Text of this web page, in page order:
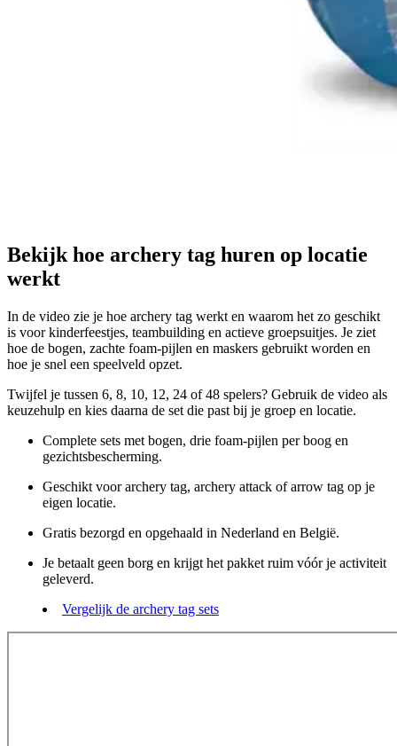
Bekijk hoe archery tag huren op locatie
werkt
In de video zie je hoe archery tag werkt en waarom het zo geschikt
is voor kinderfeestjes, teambuilding en actieve groepsuitjes. Je ziet
hoe de bogen, zachte foam-pijlen en maskers gebruikt worden en
hoe je snel een speelveld opzet.
Twijfel je tussen 6, 8, 10, 12, 24 of 48 spelers? Gebruik de video als
keuzehulp en kies daarna de set die past bij je groep en locatie.
Complete sets met bogen, drie foam-pijlen per boog en
gezichtsbescherming.
Geschikt voor archery tag, archery attack of arrow tag op je
eigen locatie.
Gratis bezorgd en opgehaald in Nederland en België.
Je betaalt geen borg en krijgt het pakket ruim vóór je activiteit
geleverd.
Vergelijk de archery tag sets